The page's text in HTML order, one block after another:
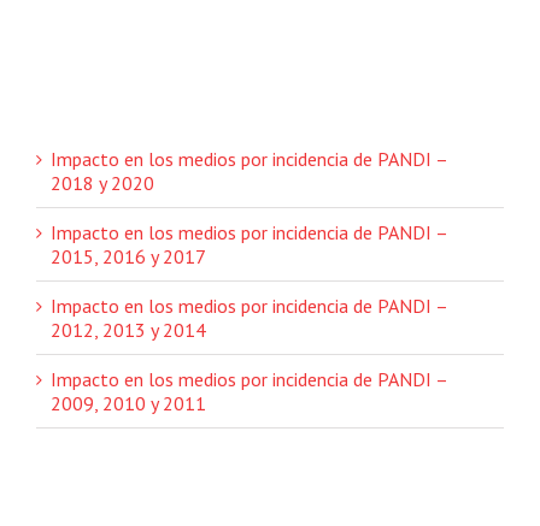
Impacto en los medios por incidencia de PANDI –
2018 y 2020
Impacto en los medios por incidencia de PANDI –
2015, 2016 y 2017
Impacto en los medios por incidencia de PANDI –
2012, 2013 y 2014
Impacto en los medios por incidencia de PANDI –
2009, 2010 y 2011